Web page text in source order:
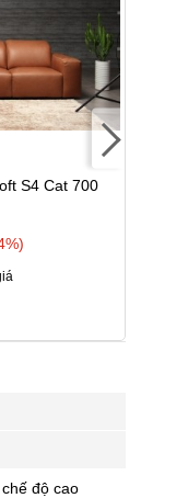
S4 Cat 700
độ cao